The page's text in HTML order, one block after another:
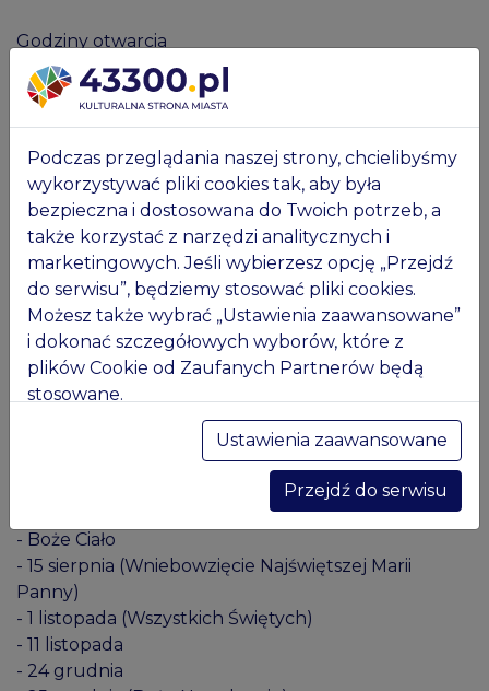
Godziny otwarcia
poniedziałek | nieczynne
wtorek 9:00–15:00
czwartek 11:00–18:00
piątek 9:00–16:00
sobota 9:00–15:00
niedziela 10:00–17:00
Muzeum jest nieczynne w następujących dniach
roku:
- 1 stycznia (Nowy Rok)
- 6 stycznia (Święto Trzech Króli)
- Wielka Sobota
- Wielkanoc
- Poniedziałek Wielkanocny
- 3 maja (Święto Konstytucji 3 Maja)
- Niedziela po Nocy Muzeów (dotyczy Zamku)
- Niedziela po Industriadzie (dotyczy Starej Fabryki)
- Boże Ciało
- 15 sierpnia (Wniebowzięcie Najświętszej Marii
Panny)
- 1 listopada (Wszystkich Świętych)
- 11 listopada
- 24 grudnia
Podczas przeglądania naszej strony, chcielibyśmy
wykorzystywać pliki cookies tak, aby była
bezpieczna i dostosowana do Twoich potrzeb, a
także korzystać z narzędzi analitycznych i
marketingowych. Jeśli wybierzesz opcję „Przejdź
do serwisu”, będziemy stosować pliki cookies.
Możesz także wybrać „Ustawienia zaawansowane”
i dokonać szczegółowych wyborów, które z
plików Cookie od Zaufanych Partnerów będą
stosowane.
Masz pytania? Więcej informacji znajdziesz w
Polityce prywatności. Tam też będziesz
mógł w każdej chwili zmienić wybrane ustawienia.
Ustawienia zaawansowane
Przejdź do serwisu